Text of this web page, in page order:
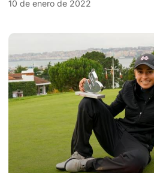
10 de enero de 2022